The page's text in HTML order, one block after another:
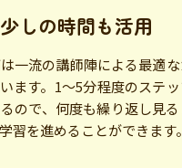
少しの時間も活用
一流の講師陣による最適
ます。1～5分程度のステ
ので、何度も繰り返し見
習を進めることができます。